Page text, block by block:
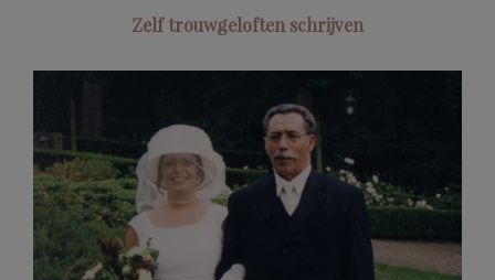
Zelf trouwgeloften schrijven